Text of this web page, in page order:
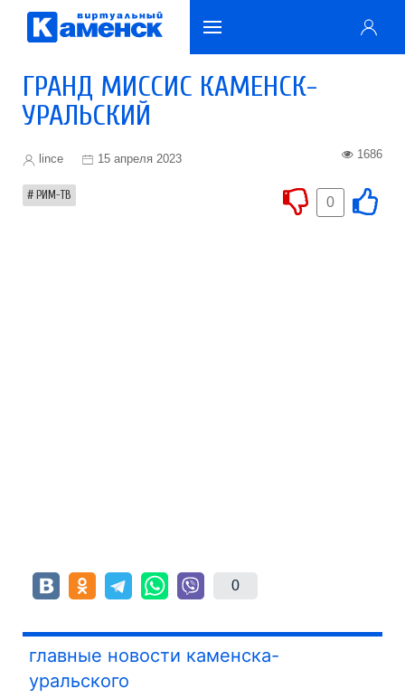
ГРАНД МИССИС КАМЕНСК-
УРАЛЬСКИЙ
lince 15 апреля 2023 1686
РИМ-ТВ 0
0
главные новости каменска-
уральского